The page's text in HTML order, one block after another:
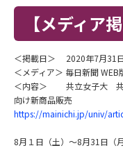
【メディア掲
＜掲載日＞ 2020年7月31日
＜メディア＞ 毎日新聞 WEB
＜内容＞ 共立女子大 共
向け新商品販売
https://mainichi.jp/univ/
8月１日（土）～8月31日（